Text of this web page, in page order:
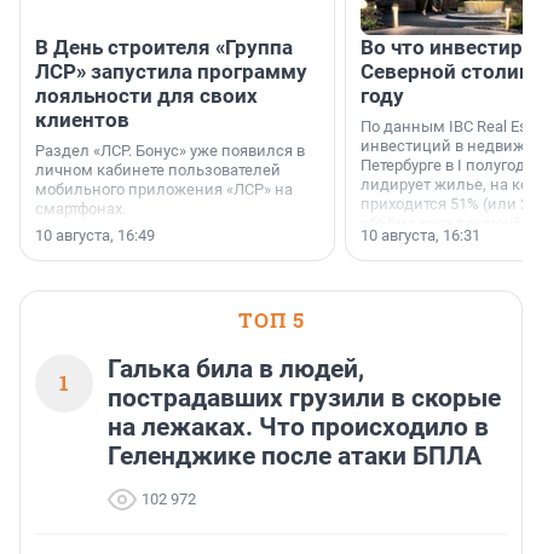
В День строителя «Группа
ЛСР» запустила программу
лояльности для своих
клиентов
Раздел «ЛСР. Бонус» уже появился в
личном кабинете пользователей
мобильного приложения «ЛСР» на
смартфонах.
10 августа, 16:49
Во что
Северной
году
По данным IBC Real
инвестиций в
Петербурге в I
лидирует жилье, на
приходится 51% (или
10 августа, 16:31
ТОП 5
1
Галька била в людей,
пострадавших грузили в скорые
на лежаках. Что происходило в
Геленджике после атаки БПЛА
102 972